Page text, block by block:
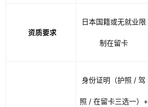
资质要求
日本国籍或无就业限
制在留卡
身份证明（护照 / 驾
照 / 在留卡三选一）+